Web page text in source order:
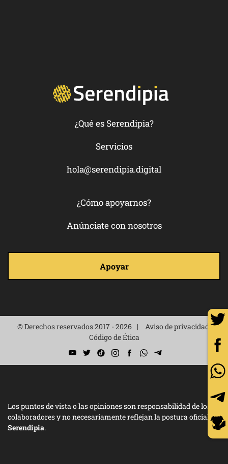
¿Qué es Serendipia?
Servicios
hola@serendipia.digital
¿Cómo apoyarnos?
Anúnciate con nosotros
Apoyar
© Derechos reservados 2017 - 2026
Aviso de privacidad
Código de Ética
Los puntos de vista o las opiniones son responsabilidad de los
colaboradores y no necesariamente reflejan la postura oficial de
Serendipia.